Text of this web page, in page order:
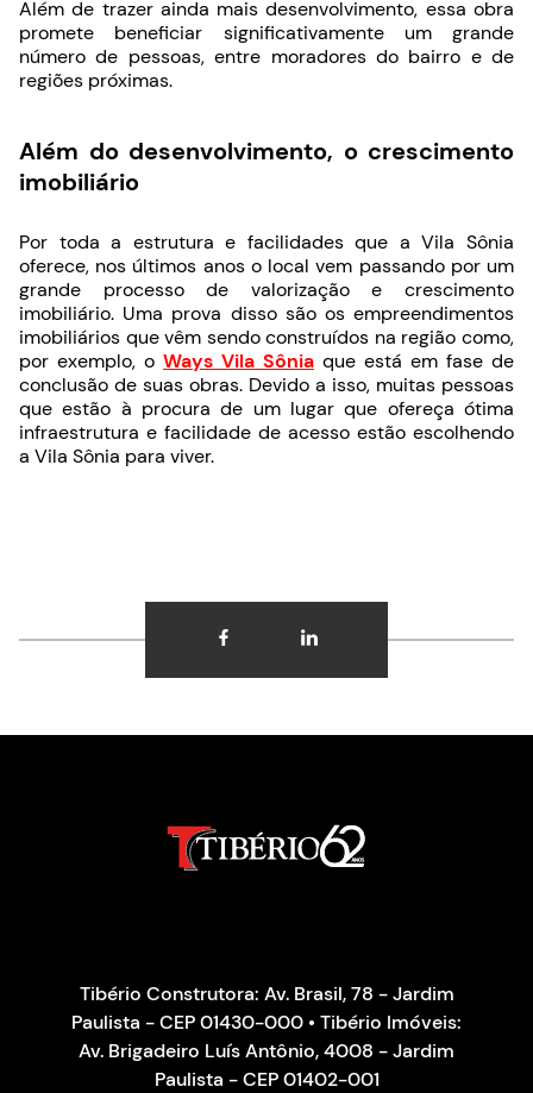
Além de trazer ainda mais desenvolvimento, essa obra
promete beneficiar significativamente um grande
número de pessoas, entre moradores do bairro e de
regiões próximas.
Além do desenvolvimento, o crescimento
imobiliário
Por toda a estrutura e facilidades que a Vila Sônia
oferece, nos últimos anos o local vem passando por um
grande processo de valorização e crescimento
imobiliário. Uma prova disso são os empreendimentos
imobiliários que vêm sendo construídos na região como,
por exemplo, o Ways Vila Sônia que está em fase de
conclusão de suas obras. Devido a isso, muitas pessoas
que estão à procura de um lugar que ofereça ótima
infraestrutura e facilidade de acesso estão escolhendo
a Vila Sônia para viver.
Tibério Construtora: Av. Brasil, 78 - Jardim
Paulista - CEP 01430-000 • Tibério Imóveis:
Av. Brigadeiro Luís Antônio, 4008 - Jardim
Paulista - CEP 01402-001